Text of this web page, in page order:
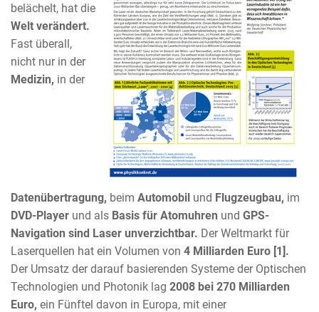
belächelt, hat die
Welt verändert.
Fast überall,
nicht nur in der
Medizin, in der
Datenübertragung, beim Automobil und Flugzeugbau, im
DVD-Player und als Basis für Atomuhren und GPS-
Navigation sind Laser unverzichtbar. Der Weltmarkt für
Laserquellen hat ein Volumen von 4 Milliarden Euro [1].
Der Umsatz der darauf basierenden Systeme der Optischen
Technologien und Photonik lag 2008 bei 270 Milliarden
Euro, ein Fünftel davon in Europa, mit einer